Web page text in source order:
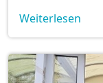
Weiterlesen